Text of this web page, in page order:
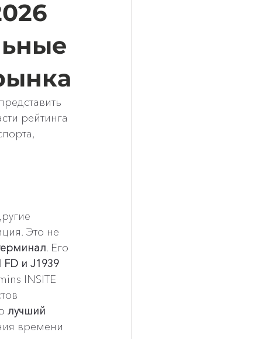
рейтинга
Это не
. Его
FD и J1939
INSITE
лучший
времени